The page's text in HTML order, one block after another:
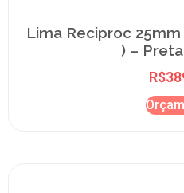
Lima Reciproc
) –
R$